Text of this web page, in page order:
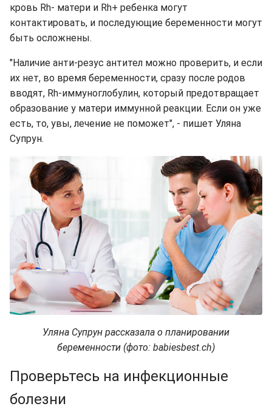
кровь Rh- матери и Rh+ ребенка могут
контактировать, и последующие беременности могут
быть осложнены.
"Наличие анти-резус антител можно проверить, и если
их нет, во время беременности, сразу после родов
вводят, Rh-иммуноглобулин, который предотвращает
образование у матери иммунной реакции. Если он уже
есть, то, увы, лечение не поможет", - пишет Уляна
Супрун.
Уляна Супрун рассказала о планировании
беременности (фото: babiesbest.ch)
Проверьтесь на инфекционные
болезни